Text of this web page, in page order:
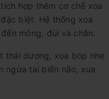
hợp thêm cơ chế xoa
biệt. Hệ thống xoa
mông, đùi và chân.
thái dương, xoa bóp nhẹ
ngừa tai biến não, xua